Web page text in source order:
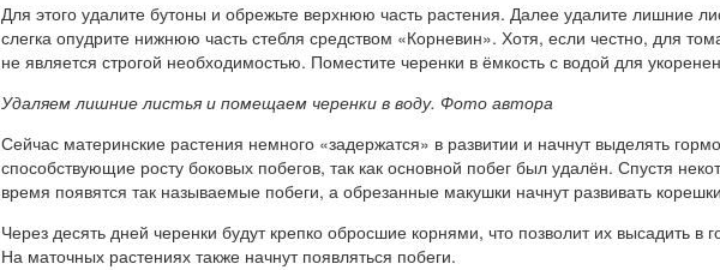
Для этого удалите бутоны и обрежьте верхнюю часть растения. Далее удалите лишние
слегка опудрите нижнюю часть стебля средством «Корневин». Хотя, если честно, для
не является строгой необходимостью. Поместите черенки в ёмкость с водой для
Удаляем лишние листья и помещаем черенки в воду. Фото автора
Сейчас материнские растения немного «задержатся» в развитии и начнут выделять
способствующие росту боковых побегов, так как основной побег был удалён. Спустя
время появятся так называемые побеги, а обрезанные макушки начнут развивать
Через десять дней черенки будут крепко обросшие корнями, что позволит их высадить в
На маточных растениях также начнут появляться побеги.